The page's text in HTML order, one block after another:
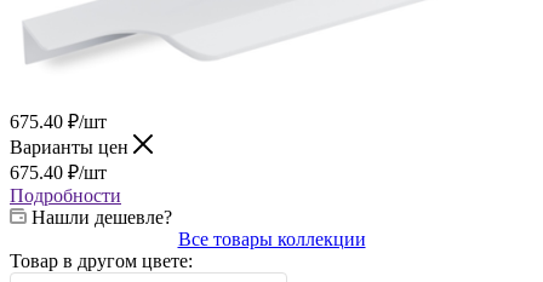
675.40 ₽/шт
Варианты цен
675.40 ₽/шт
Подробности
Нашли дешевле?
Все товары коллекции
Товар в другом цвете: